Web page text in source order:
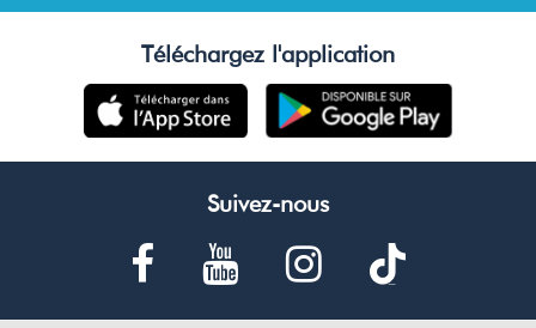
Suivez-nous
Téléchargez l'application